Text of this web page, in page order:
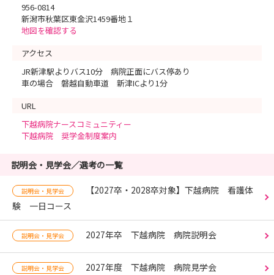
956-0814
新潟市秋葉区東金沢1459番地１
地図を確認する
アクセス
JR新津駅よりバス10分 病院正面にバス停あり
車の場合 磐越自動車道 新津ICより1分
URL
下越病院ナースコミュニティー
下越病院 奨学金制度案内
説明会・見学会／選考の一覧
説明会・見学会
【2027卒・2028卒対象】下越病院 看護体
験 一日コース
説明会・見学会 2027年卒 下越病院 病院説明会
説明会・見学会 2027年度 下越病院 病院見学会